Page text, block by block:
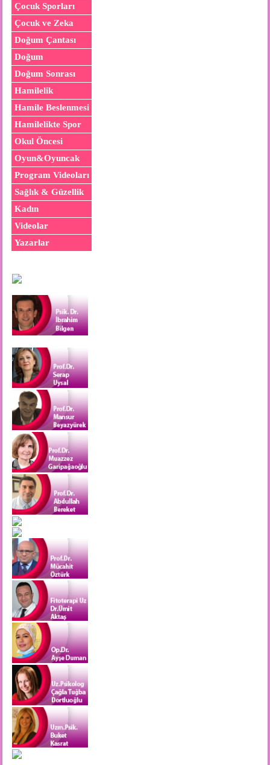
Çocuk Sporları
Çocuk ve Zeka
Doğum Çantası
Doğum
Doğum Sonrası
Hamilelik
Hamile Beslenmesi
Hamilelikte Spor
Okul Öncesi
Oyun&Oyuncak
Program Videoları
Sağlık & Güzellik
Kadın
Videolar
Yazarlar